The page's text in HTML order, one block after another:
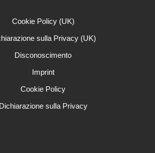
Cookie Policy (UK)
sulla Privacy (UK)
Disconoscimento
Imprint
Cookie Policy
Dichiarazione sulla Privacy